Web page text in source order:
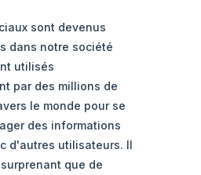
sont devenus
dans notre société
utilisés
par des millions de
le monde pour se
des informations
d'autres utilisateurs. Il
que de